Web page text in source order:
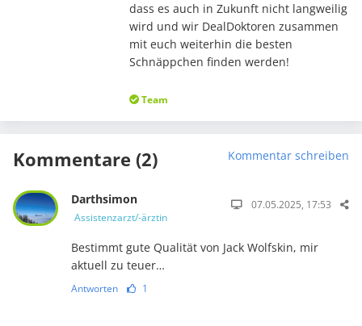
dass es auch in Zukunft nicht langweilig
wird und wir DealDoktoren zusammen
mit euch weiterhin die besten
Schnäppchen finden werden!
Team
Kommentare (2) Kommentar schreiben
Darthsimon
Assistenzarzt/-ärztin
07.05.2025, 17:53
Bestimmt gute Qualität von Jack Wolfskin, mir
aktuell zu teuer…
Antworten 1